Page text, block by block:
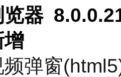
器
弹窗